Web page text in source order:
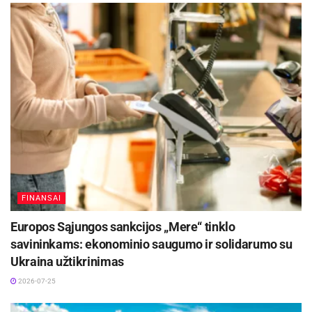
asmenį kultūros viceministru, tačiau ir toliau
ignoruoja premjero reikalavimus jį atleisti. Todėl
šiandien nebeaišku, kas iš tikrųjų vadovauja
kultūros ministrui: ar premjeras A. Butkevičius, ar
jį į pareigas delegavęs V. Uspaskichas?“ – teigė
G.Landsbergis.
Aktualios naujienos
Pavogtas automobilis BMW X6
2026-08-10
DHL perka „Venipak“ grupę: stiprins pozicijas
Baltijos šalyse
FINANSAI
Europos Sąjungos sankcijos „Mere“ tinklo
savininkams: ekonominio saugumo ir solidarumo su
Ukraina užtikrinimas
2026-07-25